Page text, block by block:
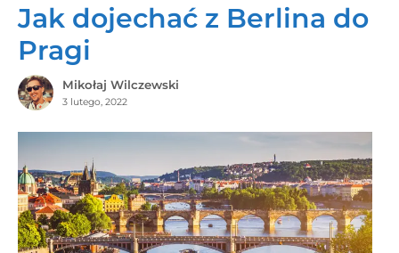
Jak dojechać z Berlina do
Pragi
Mikołaj Wilczewski
3 lutego, 2022